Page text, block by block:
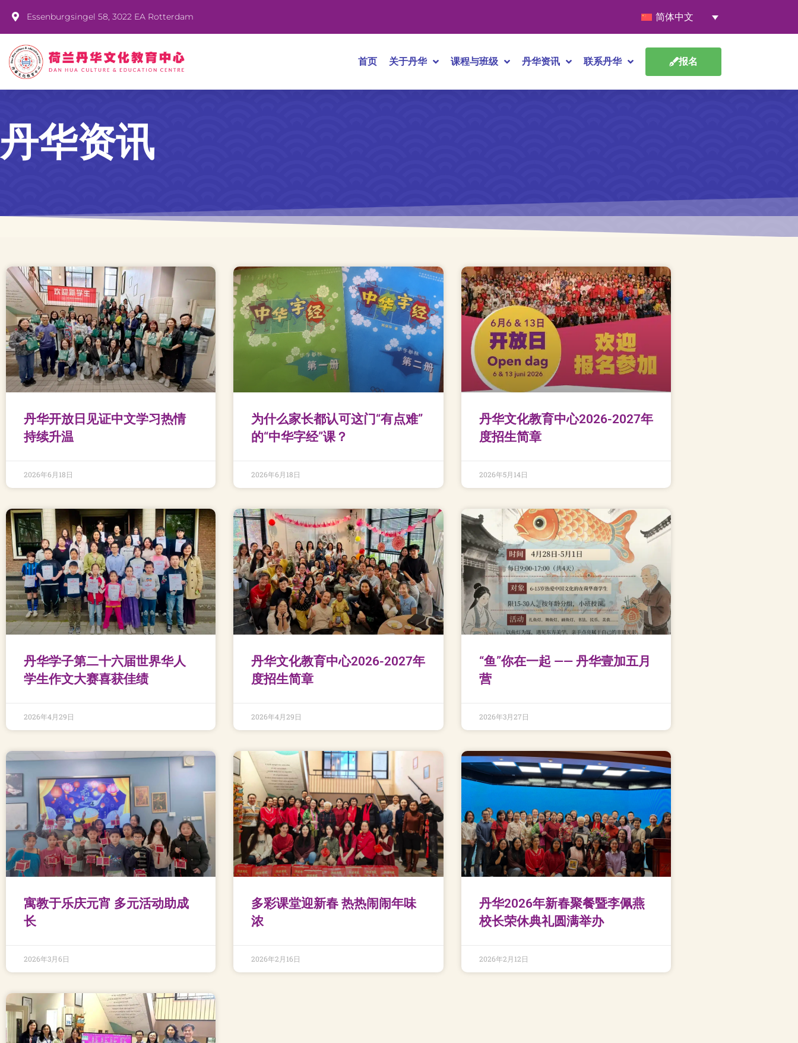
Essenburgsingel 58, 3022 EA Rotterdam 简体中文
首页 关于丹华 课程与班级 丹华资讯 联系丹华 报名
丹华资讯
丹华开放日见证中文学习热情
持续升温
2026年6月18日
为什么家长都认可这门“有点难”
的“中华字经”课？
2026年6月18日
丹华文化教育中心2026-2027年
度招生简章
2026年5月14日
丹华学子第二十六届世界华人
学生作文大赛喜获佳绩
2026年4月29日
丹华文化教育中心2026-2027年
度招生简章
2026年4月29日
“鱼”你在一起 —— 丹华壹加五月
营
2026年3月27日
寓教于乐庆元宵 多元活动助成
长
2026年3月6日
多彩课堂迎新春 热热闹闹年味
浓
2026年2月16日
丹华2026年新春聚餐暨李佩燕
校长荣休典礼圆满举办
2026年2月12日